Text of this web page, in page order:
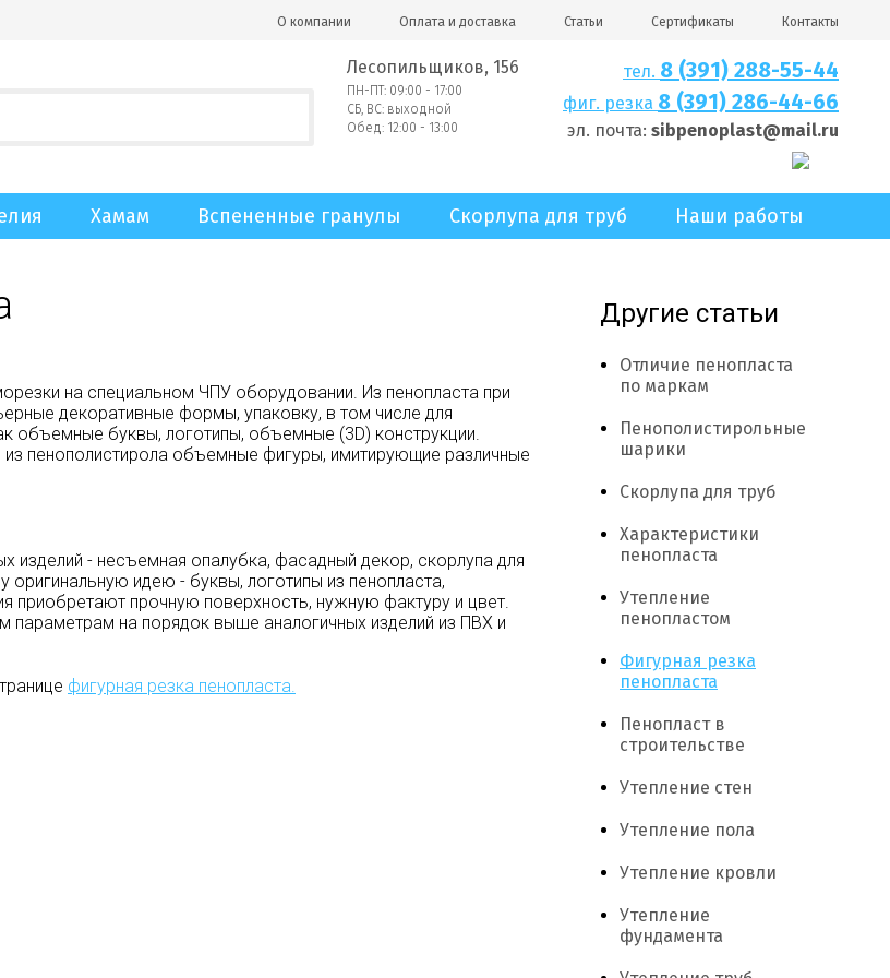
О компании Оплата и доставка Статьи Сертификаты Контакты
Лесопильщиков, 156
ПН-ПТ: 09:00 - 17:00
СБ, ВС: выходной
Обед: 12:00 - 13:00
тел. 8 (391) 288-55-44
фиг. резка 8 (391) 286-44-66
эл. почта: sibpenoplast@mail.ru
Хамам Вспененные гранулы Скорлупа для труб Наши работы
Другие статьи
Отличие пенопласта
по маркам
Пенополистирольные
шарики
Скорлупа для труб
Характеристики
пенопласта
Утепление
пенопластом
Фигурная резка
пенопласта
Пенопласт в
строительстве
Утепление стен
Утепление пола
Утепление кровли
Утепление
фундамента
на специальном ЧПУ оборудовании. Из пенопласта при
декоративные формы, упаковку, в том числе для
объемные буквы, логотипы, объемные (3D) конструкции.
пенополистирола объемные фигуры, имитирующие различные
изделий - несъемная опалубка, фасадный декор, скорлупа для
идею - буквы, логотипы из пенопласта,
прочную поверхность, нужную фактуру и цвет.
параметрам на порядок выше аналогичных изделий из ПВХ и
фигурная резка пенопласта.